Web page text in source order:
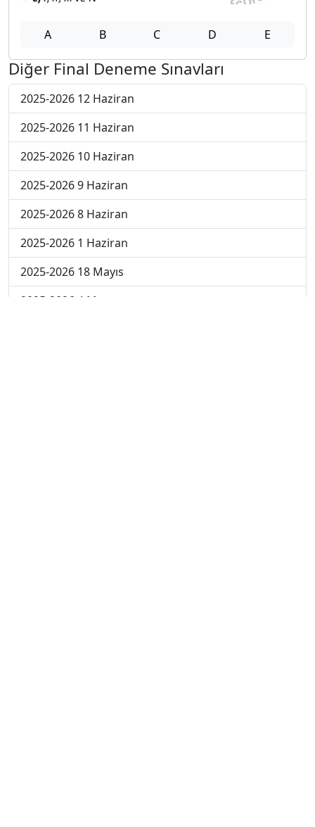
A B C D E
Diğer Final Deneme Sınavları
2025-2026 12 Haziran
2025-2026 11 Haziran
2025-2026 10 Haziran
2025-2026 9 Haziran
2025-2026 8 Haziran
2025-2026 1 Haziran
2025-2026 18 Mayıs
2025-2026 4 Mayıs